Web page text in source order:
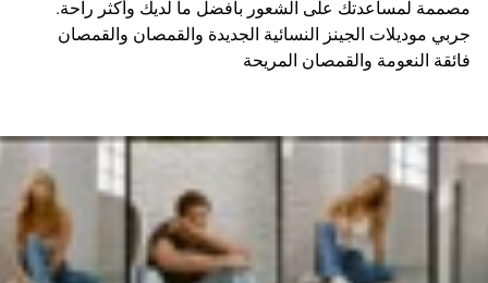
مصممة لمساعدتك على الشعور بأفضل ما لديك وأكثر راحة.
جربي موديلات الجينز النسائية الجديدة والقمصان والقمصان
فائقة النعومة والقمصان المريحة